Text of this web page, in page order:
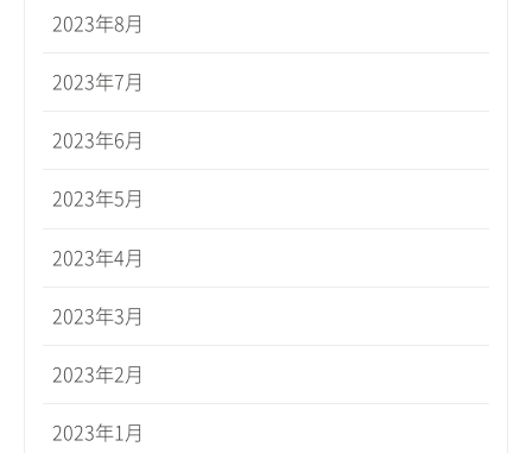
2023年8月
2023年7月
2023年6月
2023年5月
2023年4月
2023年3月
2023年2月
2023年1月